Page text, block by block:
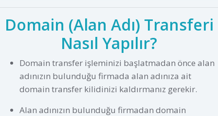
Domain (Alan Adı) Transferi
Nasıl Yapılır?
Domain transfer işleminizi başlatmadan önce alan
adınızın bulunduğu firmada alan adınıza ait
domain transfer kilidinizi kaldırmanız gerekir.
Alan adınızın bulunduğu firmadan domain